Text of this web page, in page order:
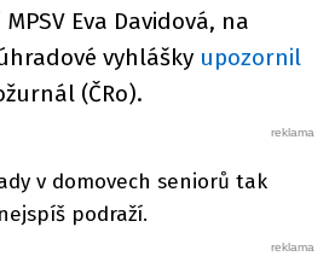
Eva Davidová, na
vyhlášky upozornil
(ČRo).
v domovech seniorů tak
podraží.